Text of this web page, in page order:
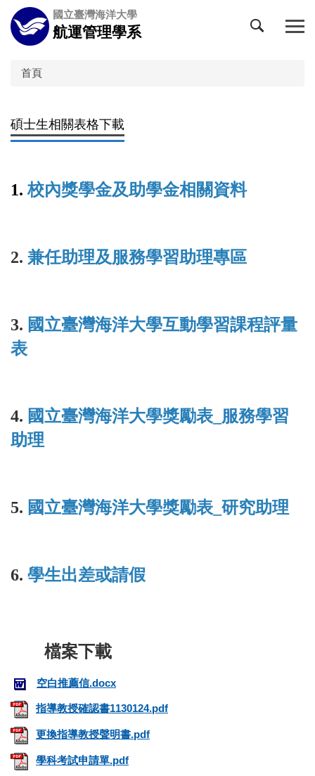
跳
到
主
國立臺灣海洋大學
航運管理學系
首頁
碩士生相關表格下載
1.校內獎學金及助學金相關資料
2. 兼任助理及服務學習助理專區
3. 國立臺灣海洋大學互動學習課程評量
表
4. 國立臺灣海洋大學獎勵表_服務學習
助理
5. 國立臺灣海洋大學獎勵表_研究助理
6. 學生出差或請假
空白推薦信.docx
指導教授確認書1130124.pdf
更換指導教授聲明書.pdf
學科考試申請單.pdf